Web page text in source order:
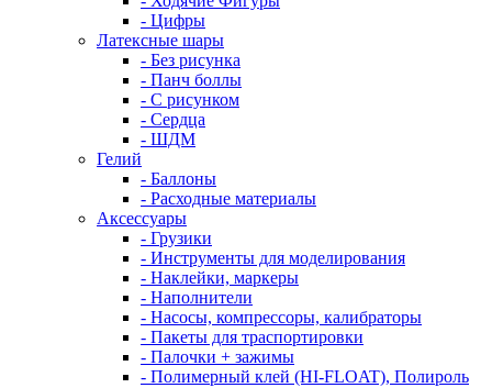
- Цифры
Латексные шары
- Без рисунка
- Панч боллы
- С рисунком
- Сердца
- ШДМ
Гелий
- Баллоны
- Расходные материалы
Аксессуары
- Грузики
- Инструменты для моделирования
- Наклейки, маркеры
- Наполнители
- Насосы, компрессоры, калибраторы
- Пакеты для траспортировки
- Палочки + зажимы
- Полимерный клей (HI-FLOAT), Полироль